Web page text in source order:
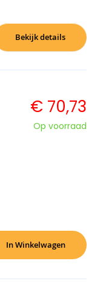
Bekijk details
€ 70,73
Op voorraad
In Winkelwagen